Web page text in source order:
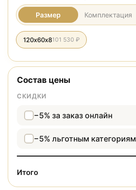
Размер Комплектация
120х60х8101 530 ₽
Состав цены
СКИДКИ
−5% за заказ онлайн
−5% льготным категориям
Итого